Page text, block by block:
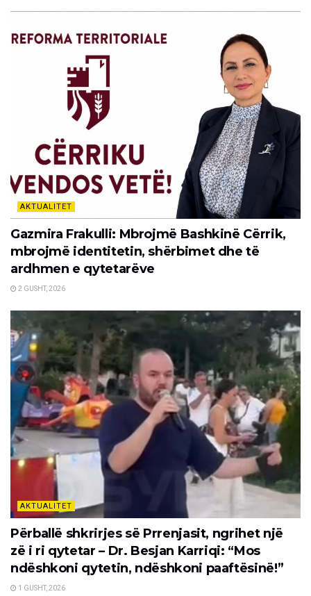
AKTUALITET
Gazmira Frakulli: Mbrojmë Bashkinë Cërrik,
mbrojmë identitetin, shërbimet dhe të
ardhmen e qytetarëve
2 GUSHT, 2026
AKTUALITET
Përballë shkrirjes së Prrenjasit, ngrihet një
zë i ri qytetar – Dr. Besjan Karriqi: “Mos
ndëshkoni qytetin, ndëshkoni paaftësinë!”
1 GUSHT, 2026